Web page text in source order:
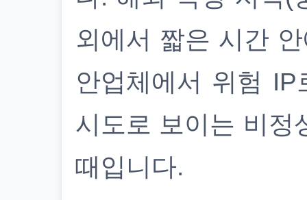
외에서 짧은 시간
안업체에서 위험
시도로 보이는 비정
때입니다.